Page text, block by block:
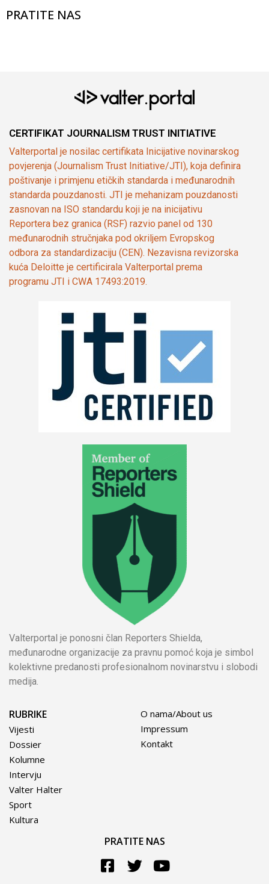
PRATITE NAS
CERTIFIKAT JOURNALISM TRUST INITIATIVE
Valterportal je nosilac certifikata Inicijative novinarskog
povjerenja (Journalism Trust Initiative/JTI), koja definira
poštivanje i primjenu etičkih standarda i međunarodnih
standarda pouzdanosti. JTI je mehanizam pouzdanosti
zasnovan na ISO standardu koji je na inicijativu
Reportera bez granica (RSF) razvio panel od 130
međunarodnih stručnjaka pod okriljem Evropskog
odbora za standardizaciju (CEN). Nezavisna revizorska
kuća Deloitte je certificirala Valterportal prema
programu JTI i CWA 17493:2019.
Valterportal je ponosni član Reporters Shielda,
međunarodne organizacije za pravnu pomoć koja je simbol
kolektivne predanosti profesionalnom novinarstvu i slobodi
medija.
RUBRIKE
Vijesti
Dossier
Kolumne
Intervju
Valter Halter
Sport
Kultura
O nama/About us
Impressum
Kontakt
PRATITE NAS